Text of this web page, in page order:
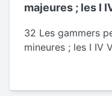
majeures ; les I
32 Les gammers
mineures ; les I IV